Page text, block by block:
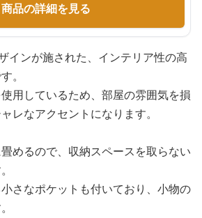
商品の詳細を見る
インが施された、インテリア性の高
。
用しているため、部屋の雰囲気を損
レなアクセントになります。
めるので、収納スペースを取らない
さなポケットも付いており、小物の